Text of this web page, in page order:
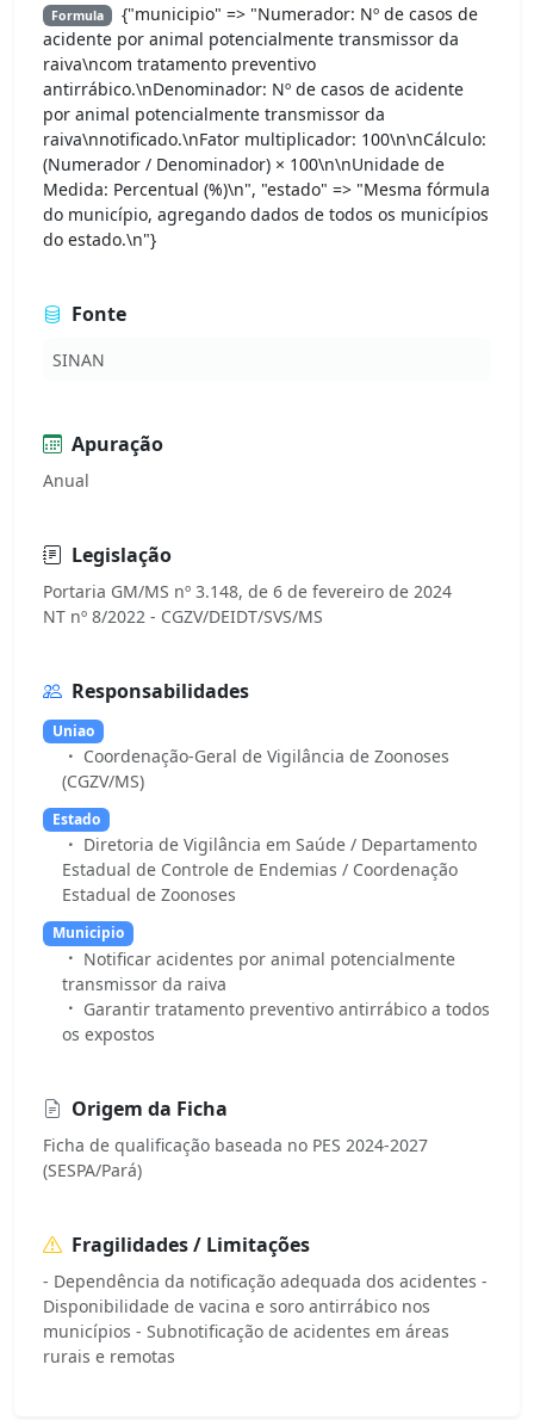
Formula
{"municipio" => "Numerador: Nº de casos de
acidente por animal potencialmente transmissor da
raiva\ncom tratamento preventivo
antirrábico.\nDenominador: Nº de casos de acidente
por animal potencialmente transmissor da
raiva\nnotificado.\nFator multiplicador: 100\n\nCálculo:
(Numerador / Denominador) × 100\n\nUnidade de
Medida: Percentual (%)\n", "estado" => "Mesma fórmula
do município, agregando dados de todos os municípios
do estado.\n"}
Fonte
SINAN
Apuração
Anual
Legislação
Portaria GM/MS nº 3.148, de 6 de fevereiro de 2024
Responsabilidades
Uniao
Coordenação-Geral de Vigilância de Zoonoses
(CGZV/MS)
Estado
Diretoria de Vigilância em Saúde / Departamento
Estadual de Controle de Endemias / Coordenação
Estadual de Zoonoses
Municipio
Notificar acidentes por animal potencialmente
transmissor da raiva
Garantir tratamento preventivo antirrábico a todos
os expostos
Origem da Ficha
Ficha de qualificação baseada no PES 2024-2027
(SESPA/Pará)
Fragilidades / Limitações
- Dependência da notificação adequada dos acidentes -
Disponibilidade de vacina e soro antirrábico nos
municípios - Subnotificação de acidentes em áreas
rurais e remotas